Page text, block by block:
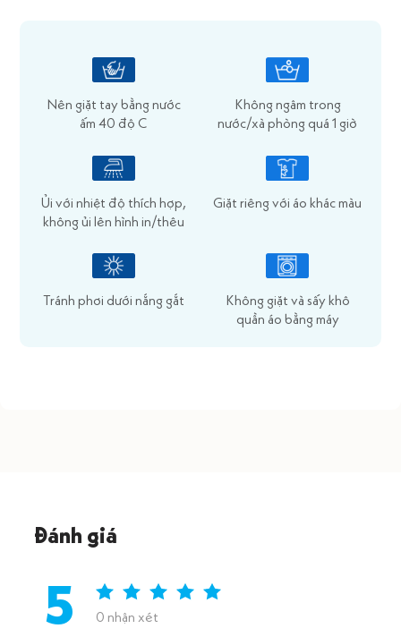
Nên giặt tay bằng nước
ấm 40 độ C
Không ngâm trong
nước/xà phòng quá 1 giờ
Ủi với nhiệt độ thích hợp,
không ủi lên hình in/thêu
Giặt riêng với áo khác màu
Tránh phơi dưới nắng gắt
Không giặt và sấy khô
quần áo bằng máy
Đánh giá
5 0 nhận xét